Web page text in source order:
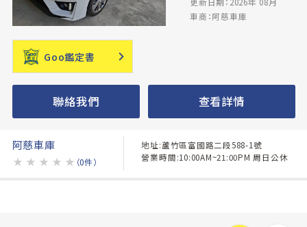
車商：阿慈車庫
Goo鑑定書
聯絡我們 查看詳情
阿慈車庫
★ ★ ★ ★ ★ （0件）
地址:蘆竹區富國路二段588-1號
營業時間:10:00AM~21:00PM 周日公休